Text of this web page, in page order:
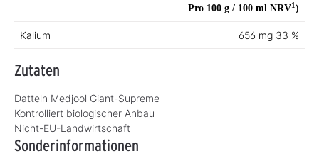
Pro 100 g / 100 ml NRV1 )
Kalium 656 mg 33 %
Zutaten
Datteln Medjool Giant-Supreme
Kontrolliert biologischer Anbau
Nicht-EU-Landwirtschaft
Sonderinformationen